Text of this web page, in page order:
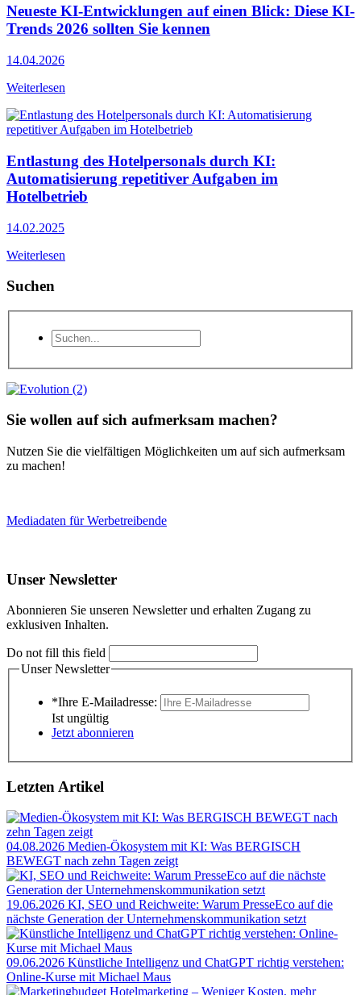
Neueste KI-Entwicklungen auf einen Blick: Diese KI-
Trends 2026 sollten Sie kennen
14.04.2026
Weiterlesen
Entlastung des Hotelpersonals durch KI:
Automatisierung repetitiver Aufgaben im
Hotelbetrieb
14.02.2025
Weiterlesen
Suchen
Sie wollen auf sich aufmerksam machen?
Nutzen Sie die vielfältigen Möglichkeiten um auf sich aufmerksam
zu machen!
Mediadaten für Werbetreibende
Unser Newsletter
Abonnieren Sie unseren Newsletter und erhalten Zugang zu
exklusiven Inhalten.
Do not fill this field
Unser Newsletter
*Ihre E-Mailadresse:
Ist ungültig
Jetzt abonnieren
Letzten Artikel
04.08.2026 Medien-Ökosystem mit KI: Was BERGISCH
BEWEGT nach zehn Tagen zeigt
19.06.2026 KI, SEO und Reichweite: Warum PresseEco auf die
nächste Generation der Unternehmenskommunikation setzt
09.06.2026 Künstliche Intelligenz und ChatGPT richtig verstehen:
Online-Kurse mit Michael Maus